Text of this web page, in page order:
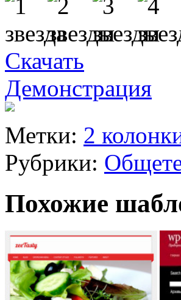
Скачать
Демонстрация
Метки: 2
Рубрики:
Похожие